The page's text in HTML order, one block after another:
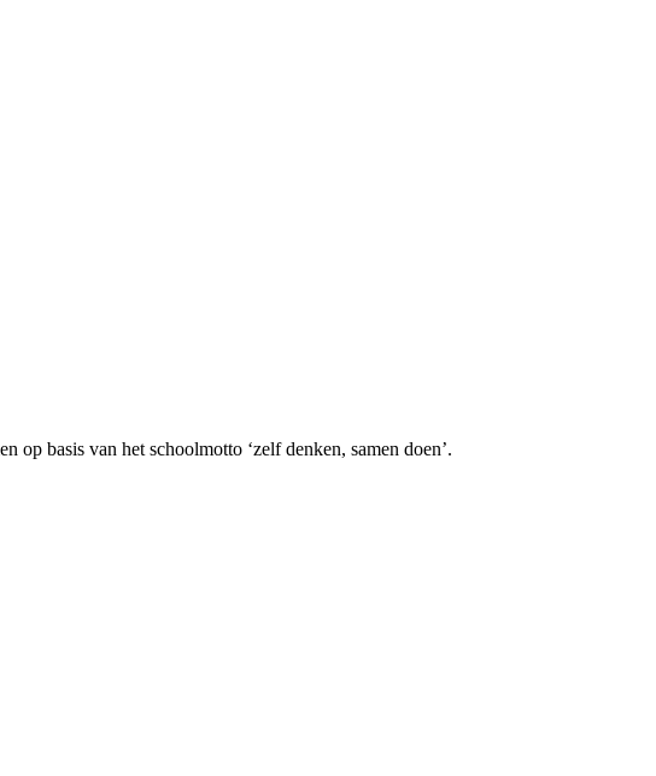
basis van het schoolmotto ‘zelf denken, samen doen’.